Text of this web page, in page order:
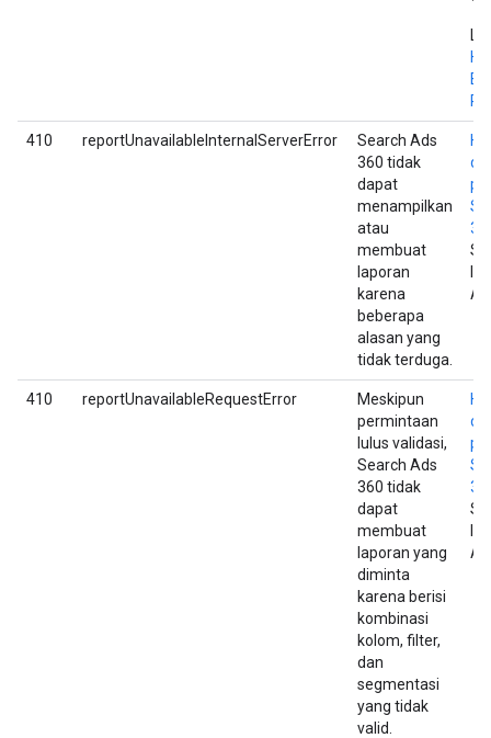
410 reportUnavailableInternalServerError
Search Ads
360 tidak
dapat
menampilkan
atau
membuat
laporan
karena
beberapa
alasan yang
tidak terduga.
410 reportUnavailableRequestError
Meskipun
permintaan
lulus validasi,
Search Ads
360 tidak
dapat
membuat
laporan yang
diminta
karena berisi
kombinasi
kolom, filter,
dan
segmentasi
yang tidak
valid.